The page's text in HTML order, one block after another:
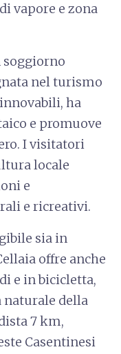
vapore e zona
soggiorno
nel turismo
ha
e promuove
I visitatori
locale
e
e ricreativi.
sia in
offre anche
e in bicicletta,
naturale della
7 km,
Casentinesi